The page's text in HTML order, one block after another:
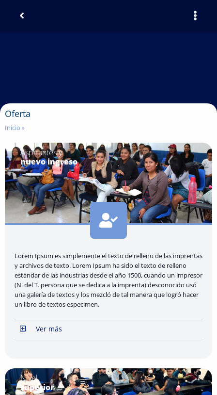
Oferta
Inicio »
Aspirantes y
nuevo ingreso
Lorem Ipsum es simplemente el texto de relleno de las imprentas
y archivos de texto. Lorem Ipsum ha sido el texto de relleno
estándar de las industrias desde el año 1500, cuando un impresor
(N. del T. persona que se dedica a la imprenta) desconocido usó
una galería de textos y los mezcló de tal manera que logró hacer
un libro de textos especimen.
Ver más
Nivel
superior